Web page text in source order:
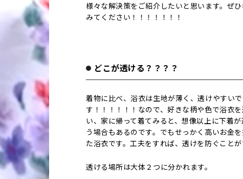
様々な解決策をご紹介したいと思います。ぜ
みてください！！！！！！！
どこが透ける？？？？
着物に比べ、浴衣は生地が薄く、透けやすいで
す！！！！！！なので、好きな柄や色で浴衣を
い、家に帰って着てみると、想像以上に下着
う場合もあるのです。でもせっかく高いお金
た浴衣です。工夫をすれば、透けを防ぐことが
透ける場所は大体２つに分かれます。